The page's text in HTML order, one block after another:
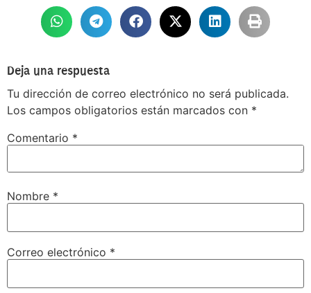
Deja una respuesta
Tu dirección de correo electrónico no será publicada.
Los campos obligatorios están marcados con *
Comentario *
Nombre *
Correo electrónico *